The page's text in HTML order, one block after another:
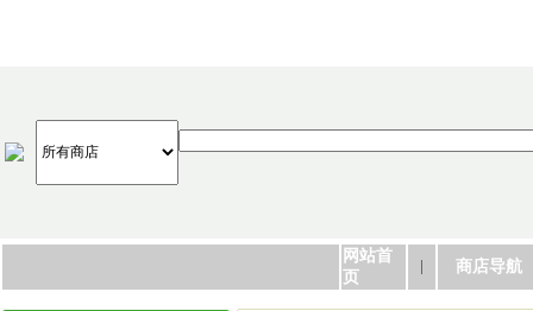
网站首
页
商店导航